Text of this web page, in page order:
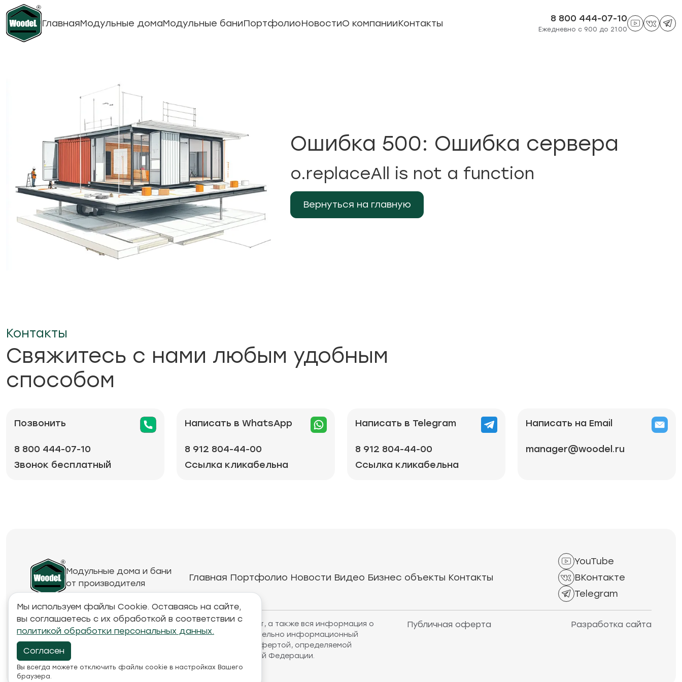
ГлавнаяМодульные домаМодульные баниПортфолиоНовостиО компанииКонтакты 8 800 444-07-10
Ежедневно с 9.00 до 21.00
Ошибка 500: Ошибка сервера
o.replaceAll is not a function
Вернуться на главную
Контакты
Свяжитесь с нами любым удобным
способом
Позвонить
8 800 444-07-10
Звонок бесплатный
Написать в WhatsApp
8 912 804-44-00
Ссылка кликабельна
Написать в Telegram
8 912 804-44-00
Ссылка кликабельна
Написать на Email
manager@woodel.ru
Модульные дома и бани
от производителя
Главная Портфолио Новости Видео Бизнес объекты Контакты
YouTube
ВКонтакте
Telegram
Обращаем ваше внимание на то, что данный интернет-сайт, а также вся информация о
товарах и ценах, предоставленная на нём, носит исключительно информационный
характер и ни при каких условиях не является публичной офертой, определяемой
положениями Статьи 437 Гражданского кодекса Российской Федерации.
Публичная оферта Разработка сайта
Мы используем файлы Cookie. Оставаясь на сайте,
вы соглашаетесь с их обработкой в соответствии с
политикой обработки персональных данных.
Согласен
Вы всегда можете отключить файлы cookie в настройках Вашего
браузера.